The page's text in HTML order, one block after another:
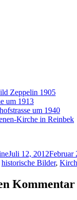
Zeppelin 1905
um 1913
um 1940
Kirche in Reinbek
Juli 12, 2012Februar
historische Bilder,
Kommentar